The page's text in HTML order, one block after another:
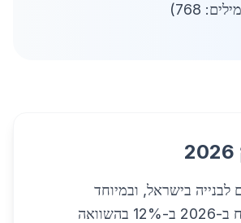
768)
לבנייה בישראל, ובמיוחד
בירושלים, צומח ב-2026 ב-12% בהשוואה